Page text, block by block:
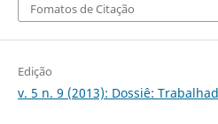
Fomatos de Citação
Edição
v. 5 n. 9 (2013): Dossiê: